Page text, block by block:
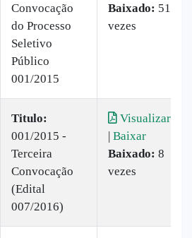
Convocação
do Processo
Seletivo
Público
001/2015
Baixado: 51
vezes
Titulo:
001/2015 -
Terceira
Convocação
(Edital
007/2016)
Visualizar
| Baixar
Baixado: 8
vezes